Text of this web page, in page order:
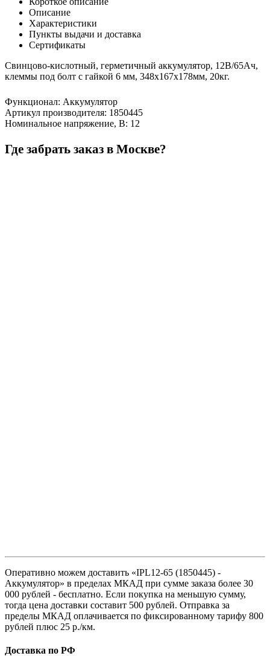
Описание
Характеристики
Пункты выдачи и доставка
Сертификаты
Свинцово-кислотный, герметичный аккумулятор, 12В/65Ач,
клеммы под болт с гайкой 6 мм, 348х167х178мм, 20кг.
Функционал: Аккумулятор
Артикул производителя: 1850445
Номинальное напряжение, В: 12
Где забрать заказ в Москве?
Оперативно можем доставить «IPL12-65 (1850445) -
Аккумулятор» в пределах МКАД при сумме заказа более 30
000 рублей - бесплатно. Если покупка на меньшую сумму,
тогда цена доставки составит 500 рублей. Отправка за
пределы МКАД оплачивается по фиксированному тарифу 800
рублей плюс 25 р./км.
Доставка по РФ